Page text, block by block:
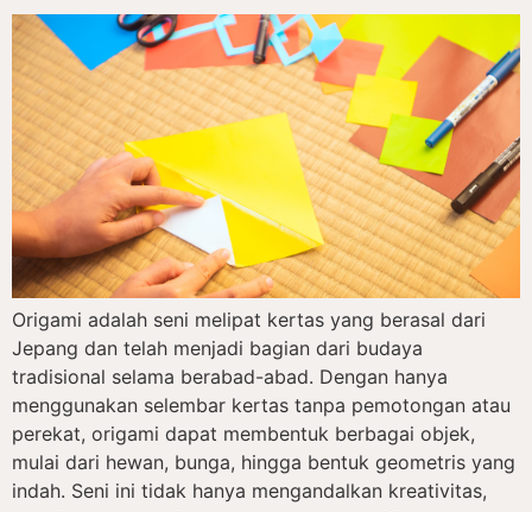
Origami adalah seni melipat kertas yang berasal dari
Jepang dan telah menjadi bagian dari budaya
tradisional selama berabad-abad. Dengan hanya
menggunakan selembar kertas tanpa pemotongan atau
perekat, origami dapat membentuk berbagai objek,
mulai dari hewan, bunga, hingga bentuk geometris yang
indah. Seni ini tidak hanya mengandalkan kreativitas,